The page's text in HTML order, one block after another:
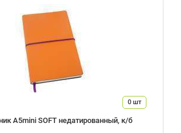
0шт
А5mini SOFT недатированный, к/б